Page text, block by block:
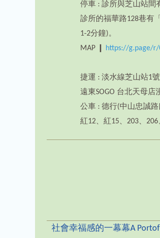
停車 : 診所與芝山站間
診所的福華路128巷有
1-2分鐘)。
MAP ❙
https://g.page/r/
捷運 : 淡水線芝山站1
遠東SOGO 台北天母
公車 : 德行(中山忠誠
紅12、紅15、203、
社會幸福感的一幕幕A